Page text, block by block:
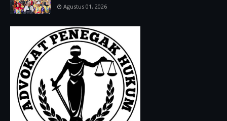
Agustus 01, 2026